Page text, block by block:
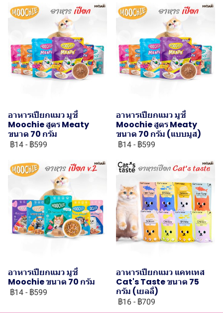
อาหารเปียกแมว มูชี่
Moochie สูตร Meaty
ขนาด 70 กรัม
฿14 - ฿599
อาหารเปียกแมว มูชี่
Moochie สูตร Meaty
ขนาด 70 กรัม (แบบมูส)
฿14 - ฿599
อาหารเปียกแมว มูชี่
Moochie ขนาด 70 กรัม
฿14 - ฿599
อาหารเปียกแมว แคทเทส
Cat's Taste ขนาด 75
กรัม (เยลลี่)
฿16 - ฿709